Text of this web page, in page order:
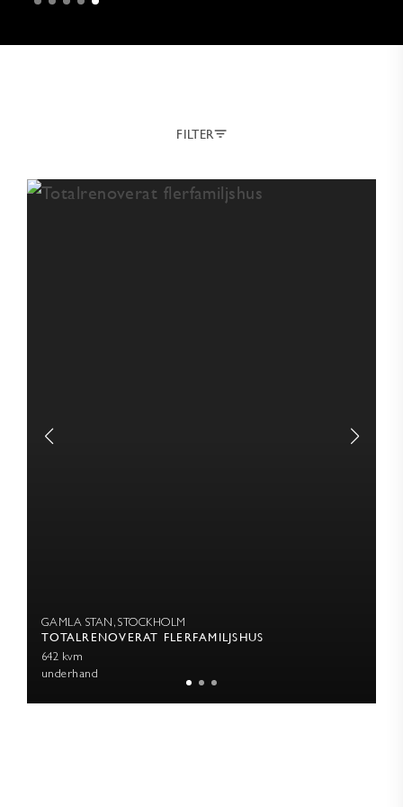
FILTER
GAMLA STAN, STOCKHOLM
TOTALRENOVERAT FLERFAMILJSHUS
642 kvm
underhand